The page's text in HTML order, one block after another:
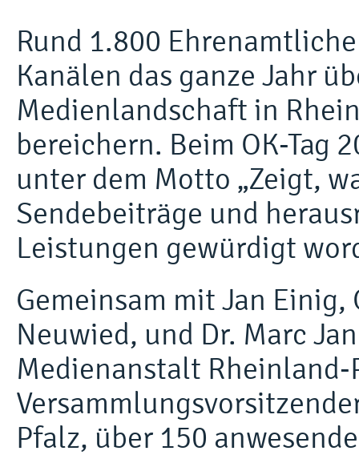
Rund 1.800
Kanälen das ganze Jahr
Medienlandschaft in
bereichern. Beim OK-Tag
unter dem Motto „Zeigt,
Sendebeiträge und
Leistungen gewürdigt
Gemeinsam mit Jan
Neuwied, und Dr. Marc
Medienanstalt
Pfalz, über 150